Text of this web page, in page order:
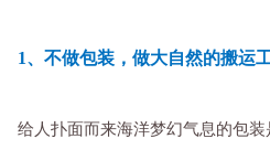
1、不做包装，做大自然的搬运
给人扑面而来海洋梦幻气息的包装